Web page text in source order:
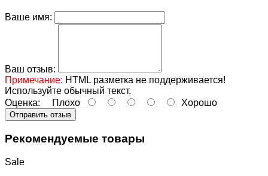
Ваше имя:
Ваш отзыв:
Примечание: HTML разметка не поддерживается!
Используйте обычный текст.
Оценка: Плохо Хорошо
Отправить отзыв
Рекомендуемые товары
Sale